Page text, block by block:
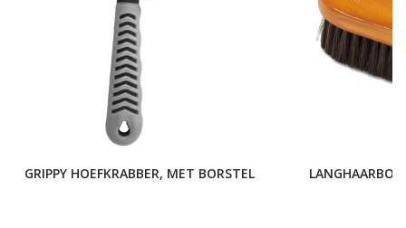
GRIPPY HOEFKRABBER, MET BORSTEL